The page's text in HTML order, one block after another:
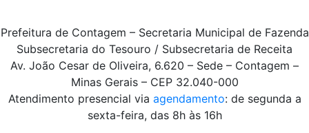
Prefeitura de Contagem – Secretaria Municipal de Fazenda
Subsecretaria do Tesouro / Subsecretaria de Receita
Av. João Cesar de Oliveira, 6.620 – Sede – Contagem –
Minas Gerais – CEP 32.040-000
Atendimento presencial via agendamento: de segunda a
sexta-feira, das 8h às 16h